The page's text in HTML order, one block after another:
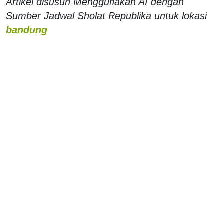
Sumber Jadwal Sholat Republika untuk lokasi
bandung